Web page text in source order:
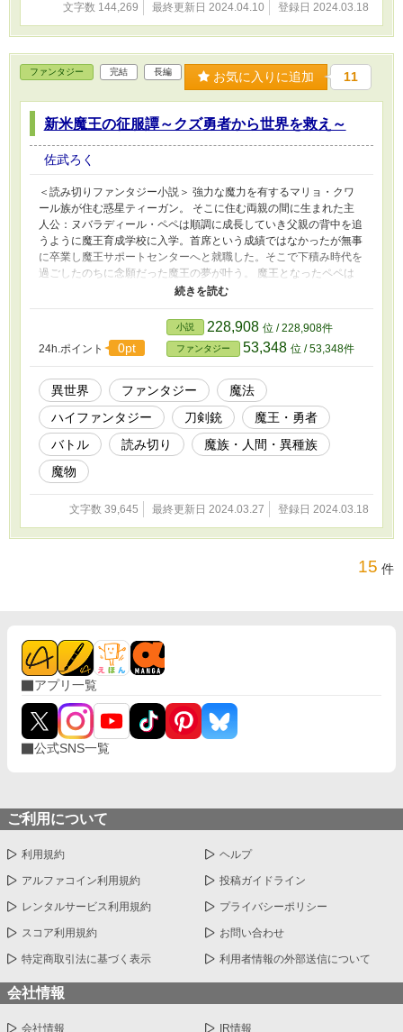
文字数 144,269 最終更新日 2024.04.10 登録日 2024.03.18
ファンタジー 完結 長編 お気に入りに追加 11
新米魔王の征服譚～クズ勇者から世界を救え～
佐武ろく
＜読み切りファンタジー小説＞ 強力な魔力を有するマリョ・クワ
ール族が住む惑星ティーガン。 そこに住む両親の間に生まれた主
人公：ヌバラディール・ペペは順調に成長していき父親の背中を追
うように魔王育成学校に入学。首席という成績ではなかったが無事
に卒業し魔王サポートセンターへと就職した。そこで下積み時代を
過ごしたのちに念願だった魔王の夢が叶う。 魔王となったペペは
初任務の地である惑星ダホードへと降り立った。そして手順通りダ
ホ―ドの征服を開始。 だがこの惑星が生み出した対魔王である勇
者は予想だにしない行動をし始める。勇者は魔王同様に世界を我が
物にしようと力ずくで国や人々を支配し始めたのだ。そのやり方は
強引で極悪非道。この行動に動揺を隠しきれないペペ。だがそんな
彼を更に追い詰めるように手下だった悪魔と魔族が1人残らず勇者
へと寝返ってしまった。仲間に裏切られ1人取り残されるという魔
王として失態ともいうべき状況に落ち込むペペ。しかし元魔王の祖
母からこっそり助言を貰うと新たな仲間と共に人間を勢力に加えな
がら勇者を倒すことを決意する。これは世界征服しようとした魔王
がクズ過ぎる勇者から逆に世界を救うお話。 ※この物語はフィク
ションです。実在の団体や人物と一切関係はありません。
24h.ポイント 0pt
小説 228,908 位 / 228,908件
ファンタジー 53,348 位 / 53,348件
異世界 ファンタジー
魔法
ハイファンタジー
刀剣銃
魔王・勇者
バトル
読み切り
魔族・人間・異種族
魔物
文字数 39,645 最終更新日 2024.03.27 登録日 2024.03.18
15 件
アプリ一覧
公式SNS一覧
ご利用について
利用規約 ヘルプ
アルファコイン利用規約 投稿ガイドライン
レンタルサービス利用規約 プライバシーポリシー
スコア利用規約 お問い合わせ
特定商取引法に基づく表示 利用者情報の外部送信について
会社情報
会社情報 IR情報